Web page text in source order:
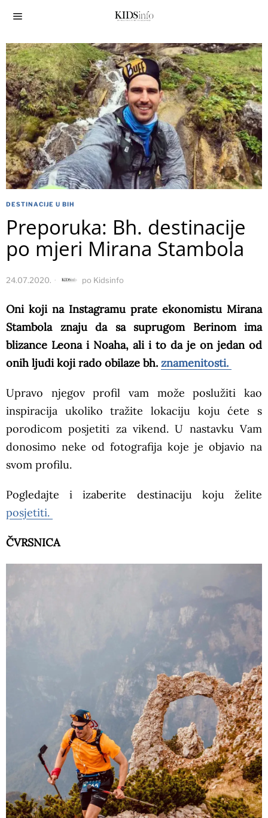
DESTINACIJE U BIH
Preporuka: Bh. destinacije
po mjeri Mirana Stambola
24.07.2020. po Kidsinfo
Oni koji na Instagramu prate ekonomistu Mirana
Stambola znaju da sa suprugom Berinom ima
blizance Leona i Noaha, ali i to da je on jedan od
onih ljudi koji rado obilaze bh. znamenitosti.
Upravo njegov profil vam može poslužiti kao
inspiracija ukoliko tražite lokaciju koju ćete s
porodicom posjetiti za vikend. U nastavku Vam
donosimo neke od fotografija koje je objavio na
svom profilu.
Pogledajte i izaberite destinaciju koju želite
posjetiti.
ČVRSNICA